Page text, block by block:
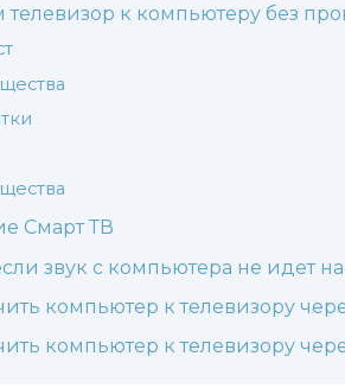
к компьютеру без
Смарт ТВ
звук с компьютера не идет
компьютер к телевизору
компьютер к телевизору